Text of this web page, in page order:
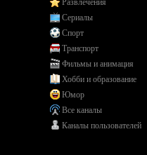
Развлечения
Сериалы
Спорт
Транспорт
Фильмы и анимация
Хобби и образование
Юмор
Все каналы
Каналы пользователей